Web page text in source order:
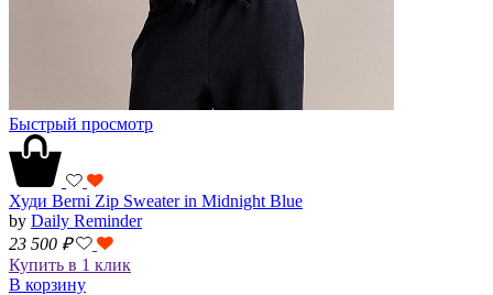
Быстрый просмотр
Худи Berni Zip Sweater in Midnight Blue
by Daily Reminder
23 500 ₽
Купить в 1 клик
В корзину